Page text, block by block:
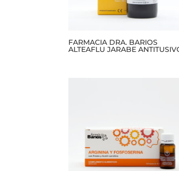
FARMACIA DRA. BARIOS
ALTEAFLU JARABE